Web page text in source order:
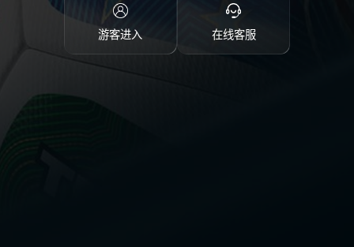
游客进入 在线客服